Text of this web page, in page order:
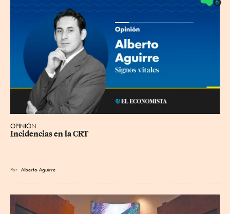
OPINIÓN
Incidencias en la CRT
Por Alberto Aguirre